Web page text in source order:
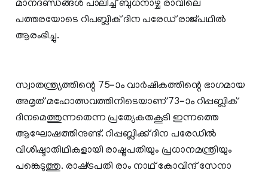
മാനദണ്ഡങ്ങള്‍ പാലിച്ച് ബുധനാഴ്ച രാവിലെ
പത്തരയോടെ റിപബ്ലിക് ദിന പരേഡ് രാജ്പഥില്‍
ആരംഭിച്ചു.
സ്വാതന്ത്ര്യത്തിന്റെ 75–ാം വാർഷികത്തിന്റെ ഭാഗമായ
അമൃത് മഹോത്സവത്തിനിടെയാണ് 73–ാം റിപ്പബ്ലിക്
ദിനമെത്തുന്നതെന്ന പ്രത്യേകതകൂടി ഇന്നത്തെ
ആഘോഷത്തിനുണ്ട്. റിപ്പബ്ലിക്ക് ദിന പരേഡിൽ
വിശിഷ്ടാതിഥികളായി രാഷ്ട്രപതിയും പ്രധാനമന്ത്രിയും
പങ്കെടുത്തു. രാഷ്‌ട്രപതി രാം നാഥ് കോവിന്ദ് സേനാ